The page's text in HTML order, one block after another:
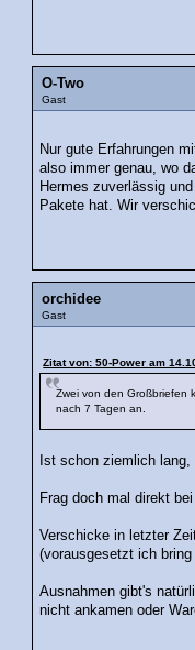
O-Two
Gast
Nur gute Erfahrungen
also immer genau, wo
Hermes zuverlässig
Pakete hat. Wir
orchidee
Gast
Zitat von: 50-Power am
Zwei von den Großbriefen
nach 7 Tagen an.
Ist schon ziemlich lang,
Frag doch mal direkt
Verschicke in letzter
(vorausgesetzt ich
Ausnahmen gibt's
nicht ankamen oder